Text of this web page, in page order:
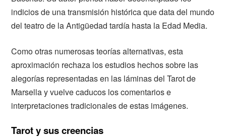
indicios de una transmisión histórica que data del mundo
del teatro de la Antigüedad tardía hasta la Edad Media.
Como otras numerosas teorías alternativas, esta
aproximación rechaza los estudios hechos sobre las
alegorías representadas en las láminas del Tarot de
Marsella y vuelve caducos los comentarios e
interpretaciones tradicionales de estas imágenes.
Tarot y sus creencias